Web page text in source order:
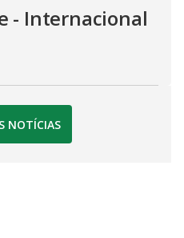
- Internacional
NOTÍCIAS